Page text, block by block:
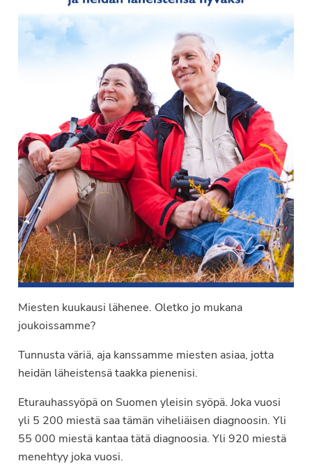
Miesten kuukausi lähenee. Oletko jo mukana
joukoissamme?
Tunnusta väriä, aja kanssamme miesten asiaa, jotta
heidän läheistensä taakka pienenisi.
Eturauhassyöpä on Suomen yleisin syöpä. Joka vuosi
yli 5 200 miestä saa tämän viheliäisen diagnoosin. Yli
55 000 miestä kantaa tätä diagnoosia. Yli 920 miestä
menehtyy joka vuosi.